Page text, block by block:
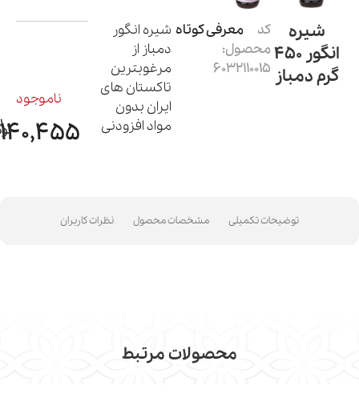
شیره
انگور 450
گرم دمباز
کد
محصول:
6032110015
معرفی کوتاه شیره انگور
دمباز از
مرغوبترین
تاکستان های
ایران بدون
مواد افزودنی
ناموجود
140,455
توضیحات تکمیلی مشخصات محصول نظرات کاربران
محصولات مرتبط